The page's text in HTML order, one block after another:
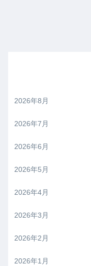
2026年8月
2026年7月
2026年6月
2026年5月
2026年4月
2026年3月
2026年2月
2026年1月